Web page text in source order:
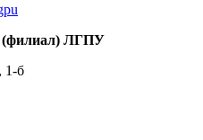
(филиал) ЛГПУ
1-б